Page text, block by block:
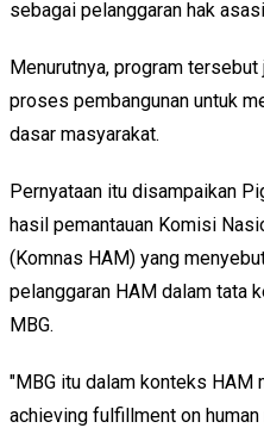
sebagai pelanggaran hak
Menurutnya, program
proses pembangunan untuk
dasar masyarakat.
Pernyataan itu disampaikan
hasil pemantauan Komisi
(Komnas HAM) yang
pelanggaran HAM dalam tata
MBG.
"MBG itu dalam konteks
achieving fulfillment on